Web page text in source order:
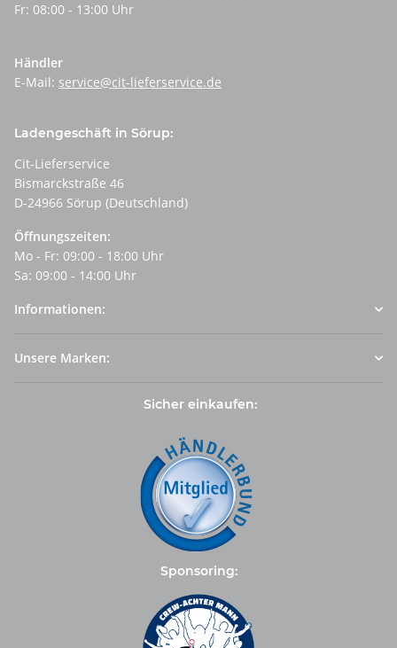
Fr: 08:00 - 13:00 Uhr
Händler
E-Mail: service@cit-lieferservice.de
Ladengeschäft in Sörup:
Cit-Lieferservice
Bismarckstraße 46
D-24966 Sörup (Deutschland)
Öffnungszeiten:
Mo - Fr: 09:00 - 18:00 Uhr
Sa: 09:00 - 14:00 Uhr
Informationen:
Unsere Marken:
Sicher einkaufen:
Sponsoring: